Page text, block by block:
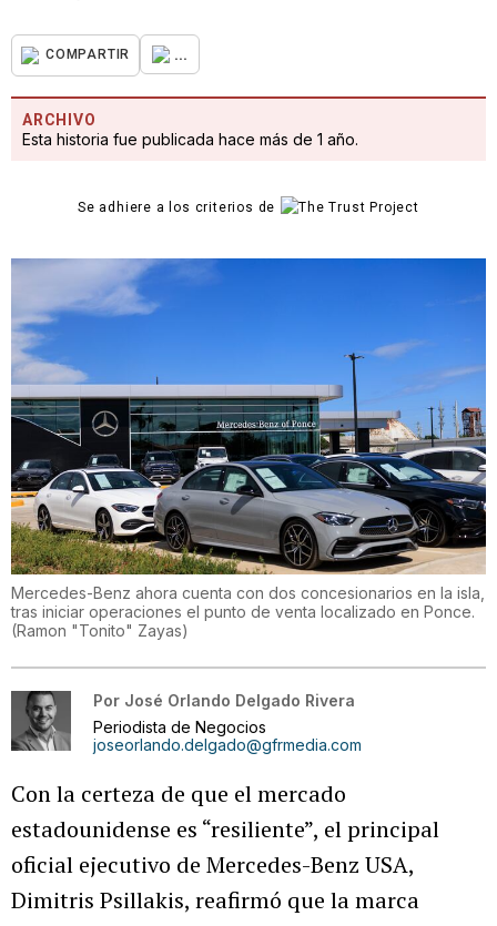
COMPARTIR ...
ARCHIVO
Esta historia fue publicada hace más de 1 año.
Se adhiere a los criterios de
Mercedes-Benz ahora cuenta con dos concesionarios en la isla,
tras iniciar operaciones el punto de venta localizado en Ponce.
(Ramon "Tonito" Zayas)
Por José Orlando Delgado Rivera
Periodista de Negocios
joseorlando.delgado@gfrmedia.com
Con la certeza de que el mercado
estadounidense es “resiliente”, el principal
oficial ejecutivo de Mercedes-Benz USA,
Dimitris Psillakis, reafirmó que la marca